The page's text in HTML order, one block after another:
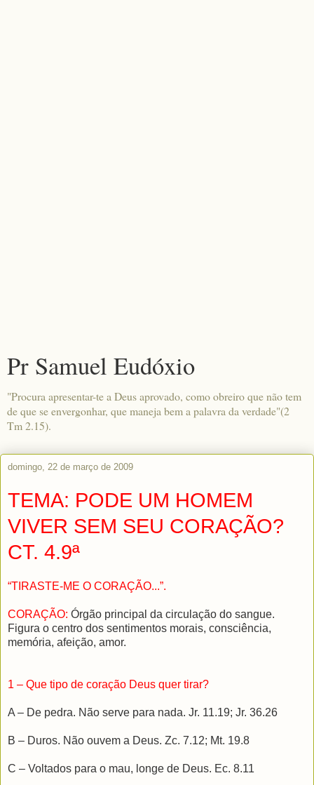
Pr Samuel Eudóxio
"Procura apresentar-te a Deus aprovado, como obreiro que não tem
de que se envergonhar, que maneja bem a palavra da verdade"(2
Tm 2.15).
domingo, 22 de março de 2009
TEMA: PODE UM HOMEM
VIVER SEM SEU CORAÇÃO?
CT. 4.9ª
“TIRASTE-ME O CORAÇÃO...”.
CORAÇÃO: Órgão principal da circulação do sangue.
Figura o centro dos sentimentos morais, consciência,
memória, afeição, amor.
1 – Que tipo de coração Deus quer tirar?
A – De pedra. Não serve para nada. Jr. 11.19; Jr. 36.26
B – Duros. Não ouvem a Deus. Zc. 7.12; Mt. 19.8
C – Voltados para o mau, longe de Deus. Ec. 8.11